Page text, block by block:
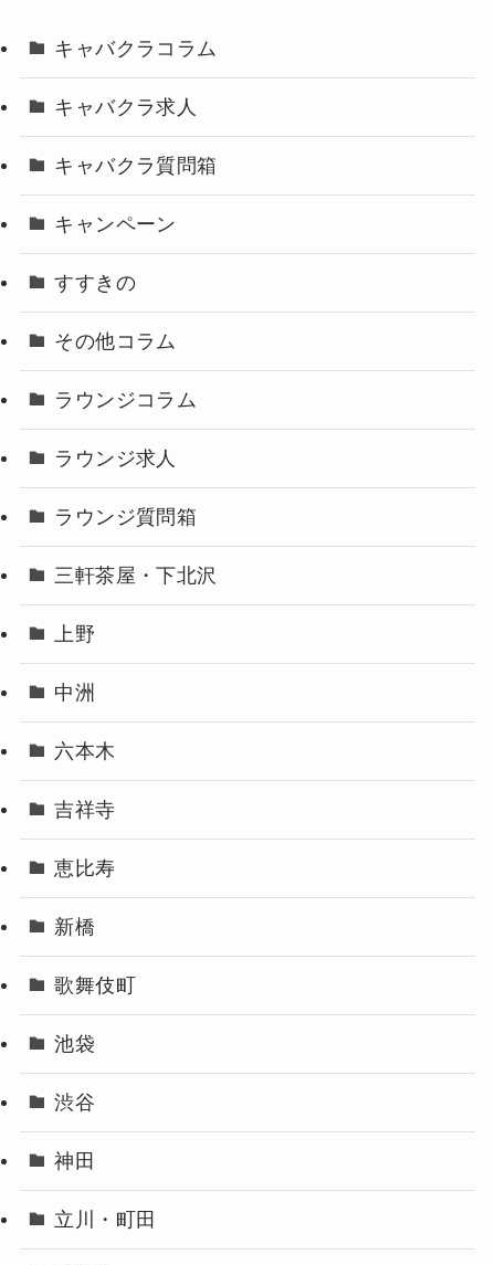
キャバクラコラム
キャバクラ求人
キャバクラ質問箱
キャンペーン
すすきの
その他コラム
ラウンジコラム
ラウンジ求人
ラウンジ質問箱
三軒茶屋・下北沢
上野
中洲
六本木
吉祥寺
恵比寿
新橋
歌舞伎町
池袋
渋谷
神田
立川・町田